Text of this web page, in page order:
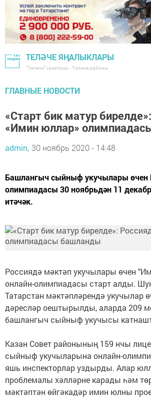
ТЕЛӘЧЕ ЯҢАЛЫКЛАРЫ
"Теләче" газетасы - Теләче районы
ГЛАВНЫЕ НОВОСТИ
«Старт бик матур
«Имин юллар»
admin, 30 ноябрь 2020 - 14:48
Башлангыч сыйныф укучылары өчен
олимпиадасы 30 ноябрьдән 11
итәчәк.
Россиядә мәктәп укучылары өчен
онлайн-олимпиадасы старт алды.
Татарстан мәктәпләрендә укучылар
дәресләр оештырылды, аларда 209
башлангыч сыйныф укучысы
Казан Совет районының 159 нчы
сыйныф укучыларына онлайн-
яшь инспекторлар уздырды. Алар
проблемалы хәлләрне карады һәм
мәктәптән өйгәкадәр имин юлны